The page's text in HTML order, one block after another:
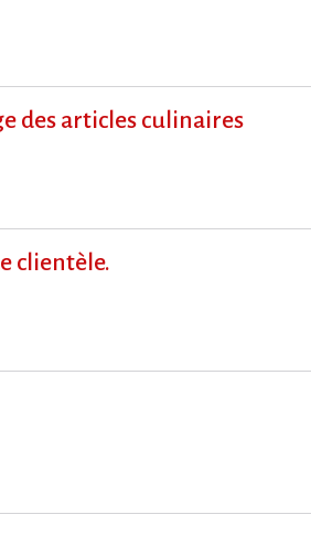
des articles culinaires
clientèle.